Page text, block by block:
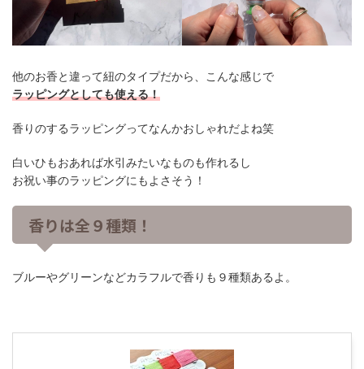
他のお香と違って紐のタイプだから、こんな感じで
ラッピングとしても使える！
香りのするラッピングってなんかおしゃれだよね笑
白いひもおあれば水引みたいなものも作れるし
お祝い事のラッピングにもよさそう！
香りは全９種類！
ブルーやグリーンなどカラフルで香りも９種類あるよ。